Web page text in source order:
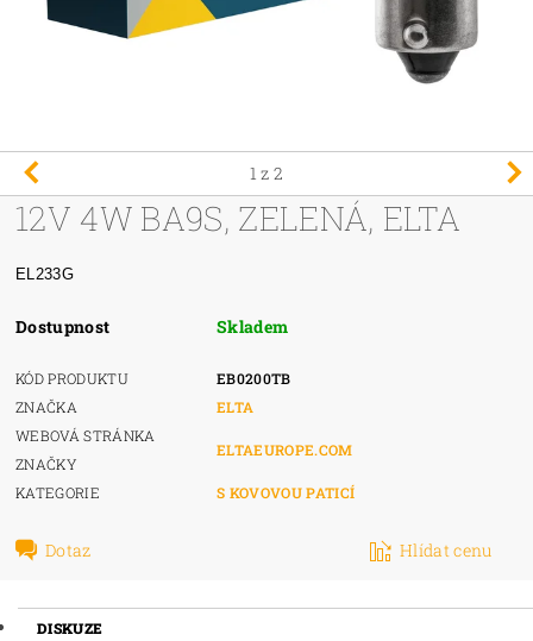
1 z 2
12V 4W BA9S, ZELENÁ, ELTA
EL233G
Dostupnost Skladem
KÓD PRODUKTU
EB0200TB
ZNAČKA
ELTA
WEBOVÁ STRÁNKA
ZNAČKY
ELTAEUROPE.COM
KATEGORIE S KOVOVOU PATICÍ
Dotaz Hlídat cenu
DISKUZE